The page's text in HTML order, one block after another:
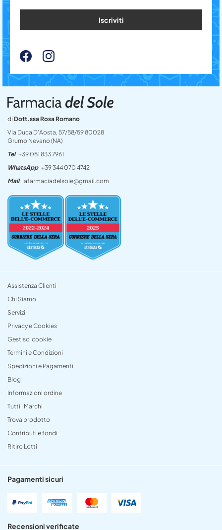
di Dott.ssa Rosa Romano
Via Duca D’Aosta, 57/58/59 80028
Grumo Nevano (NA)
Tel +39 081 833 7961
WhatsApp +39 344 070 4742
Mail lafarmaciadelsole@gmail.com
Assistenza Clienti
Chi Siamo
Servizi
Privacy e Cookies
Gestisci cookie
Termini e Condizioni
Spedizioni e Pagamenti
Blog
Informazioni ordine
Tutti i Marchi
Trova prodotto
Contributi e fondi
Ritiro Lotti
Pagamenti sicuri
Recensioni verificate
Iscriviti